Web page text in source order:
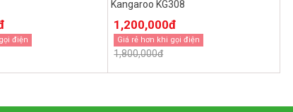
điện
Kangaroo KG308
1,200,000đ
Giá rẻ hơn khi gọi điện
1,800,000đ